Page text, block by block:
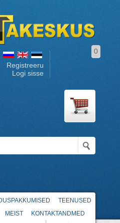
Registreeru
Logi sisse
0
TEENUSED
MEIST KONTAKTANDMED